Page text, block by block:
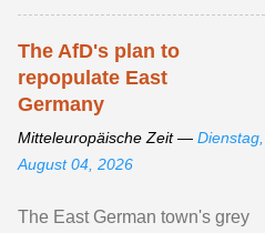
The AfD's plan to
repopulate East
Germany
Mitteleuropäische Zeit — Dienstag,
August 04, 2026
The East German town's grey